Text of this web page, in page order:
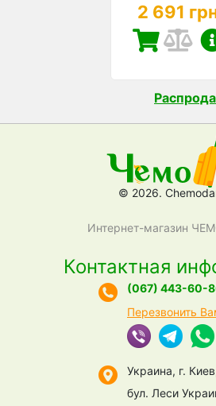
2 691
© 2026.
Интернет-магазин
Контактная
(067) 443-60-
Перезвонить
Украина, г.
бул. Леси